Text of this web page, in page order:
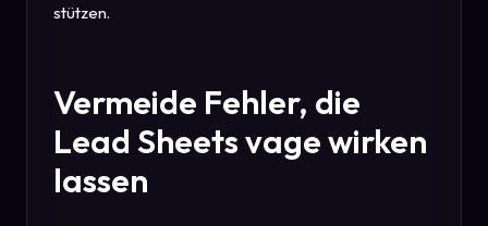
stützen.
Vermeide Fehler, die
Lead Sheets vage wirken
lassen